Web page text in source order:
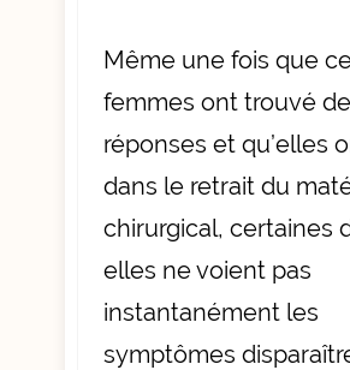
Même une fois que
femmes ont trouvé
réponses et qu’elles
dans le retrait du
chirurgical, certaines
elles ne voient pas
instantanément les
symptômes